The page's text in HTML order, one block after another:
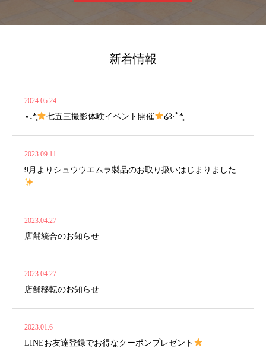
新着情報
2024.05.24
⋆˖*̣̣̥ 七五三撮影体験イベント開催 ໒꒱·ﾟ*̣̣̥
2023.09.11
9月よりシュウウエムラ製品のお取り扱いはじまりました
2023.04.27
店舗統合のお知らせ
2023.04.27
店舗移転のお知らせ
2023.01.6
LINEお友達登録でお得なクーポンプレゼント